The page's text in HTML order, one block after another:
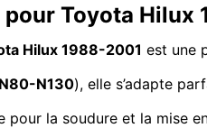
pour Toyota
Hilux 1988-2001 est une
N80-N130), elle s’adapte
la soudure et la mise